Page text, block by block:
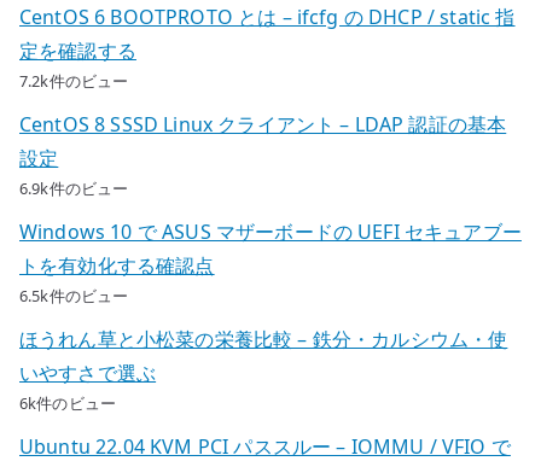
CentOS 6 BOOTPROTO とは – ifcfg の DHCP / static 指
定を確認する
7.2k件のビュー
CentOS 8 SSSD Linux クライアント – LDAP 認証の基本
設定
6.9k件のビュー
Windows 10 で ASUS マザーボードの UEFI セキュアブー
トを有効化する確認点
6.5k件のビュー
ほうれん草と小松菜の栄養比較 – 鉄分・カルシウム・使
いやすさで選ぶ
6k件のビュー
Ubuntu 22.04 KVM PCI パススルー – IOMMU / VFIO で